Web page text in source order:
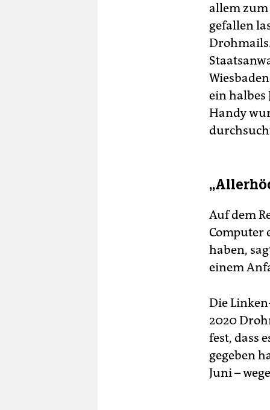
allem
gefallen
ein halbes
Handy
Auf dem
Computer
haben,
einem
Die
2020
fest, dass
gegeben
Juni –